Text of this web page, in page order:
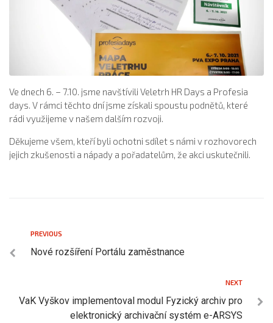
Ve dnech 6. – 7.10. jsme navštívili Veletrh HR Days a Profesia
days. V rámci těchto dní jsme získali spoustu podnětů, které
rádi využijeme v našem dalším rozvoji.
Děkujeme všem, kteří byli ochotni sdílet s námi v rozhovorech
jejich zkušenosti a nápady a pořadatelům, že akci uskutečnili.
PREVIOUS
Nové rozšíření Portálu zaměstnance
NEXT
VaK Vyškov implementoval modul Fyzický archiv pro
elektronický archivační systém e-ARSYS